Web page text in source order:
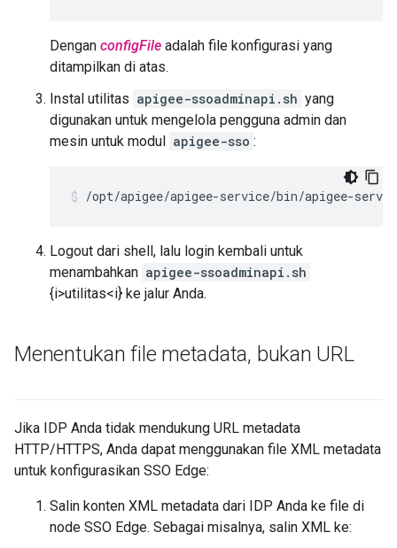
Dengan configFile adalah file konfigurasi yang
ditampilkan di atas.
Instal utilitas apigee-ssoadminapi.sh yang
digunakan untuk mengelola pengguna admin dan
mesin untuk modul apigee-sso :
/opt/apigee/apigee-service/bin/apigee-
Logout dari shell, lalu login kembali untuk
menambahkan apigee-ssoadminapi.sh
{i>utilitas<i} ke jalur Anda.
Menentukan file metadata, bukan URL
Jika IDP Anda tidak mendukung URL metadata
HTTP/HTTPS, Anda dapat menggunakan file XML metadata
untuk konfigurasikan SSO Edge:
Salin konten XML metadata dari IDP Anda ke file di
node SSO Edge. Sebagai misalnya, salin XML ke: